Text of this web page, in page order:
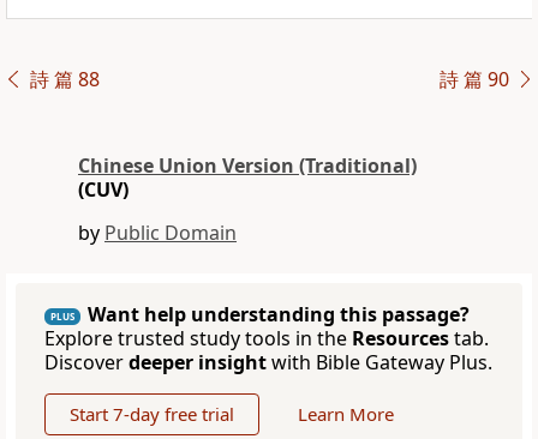
詩 篇 88 詩 篇 90
Chinese Union Version (Traditional)
(CUV)
by Public Domain
PLUS
Want help understanding this passage?
Explore trusted study tools in the Resourcestab.
Discoverdeeper insightwith Bible Gateway Plus.
Start 7-day free trial Learn More